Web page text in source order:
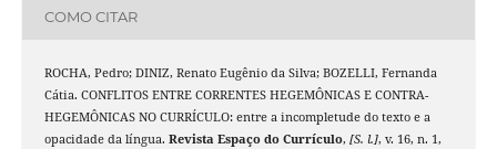
COMO CITAR
ROCHA, Pedro; DINIZ, Renato Eugênio da Silva; BOZELLI, Fernanda
Cátia. CONFLITOS ENTRE CORRENTES HEGEMÔNICAS E CONTRA-
HEGEMÔNICAS NO CURRÍCULO: entre a incompletude do texto e a
opacidade da língua. Revista Espaço do Currículo, [S. l.], v. 16, n. 1,